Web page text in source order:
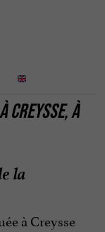
CREYSSE, À
la
à Creysse